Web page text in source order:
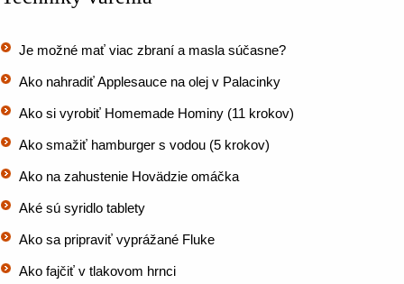
Je možné mať viac zbraní a masla súčasne?
Ako nahradiť Applesauce na olej v Palacinky
Ako si vyrobiť Homemade Hominy (11 krokov)
Ako smažiť hamburger s vodou (5 krokov)
Ako na zahustenie Hovädzie omáčka
Aké sú syridlo tablety
Ako sa pripraviť vyprážané Fluke
Ako fajčiť v tlakovom hrnci